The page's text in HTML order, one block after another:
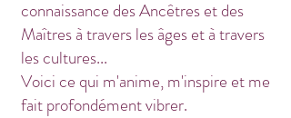
connaissance des Ancêtres et des
Maîtres à travers les âges et à travers
les cultures...
Voici ce qui m'anime, m'inspire et me
fait profondément vibrer.